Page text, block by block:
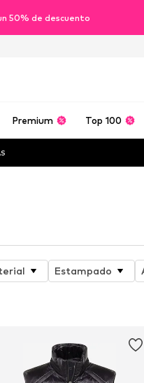
50% de descuento
Premium Top 100
Estampado